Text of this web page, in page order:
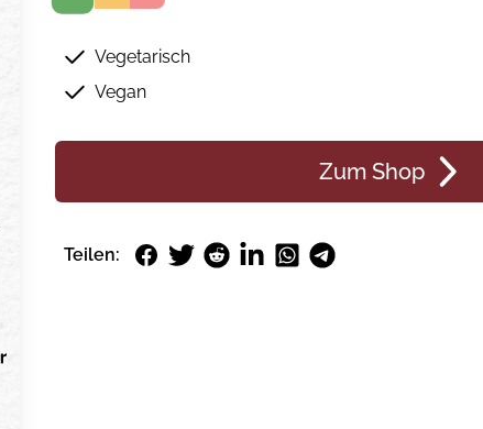
Vegetarisch
Vegan
Zum Shop
Teilen: Facebook
TwitterRedditLinkedInWhatsApp
Telegram